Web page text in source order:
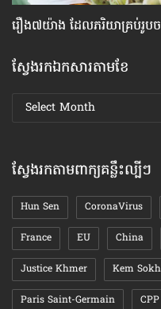
រឿង៧យ៉ាង ​ដែល​ភរិយា​គ្រប់​រូប​ច
ស្វែងរកឯកសារតាមខែ
ស្វែងរក
ឯកសារ
ស្វែងរកតាមពាក្យគន្លឹះល្បីៗ
Hun Sen CoronaVirus
France EU China
Justice Khmer Kem
Paris Saint-Germain CPP